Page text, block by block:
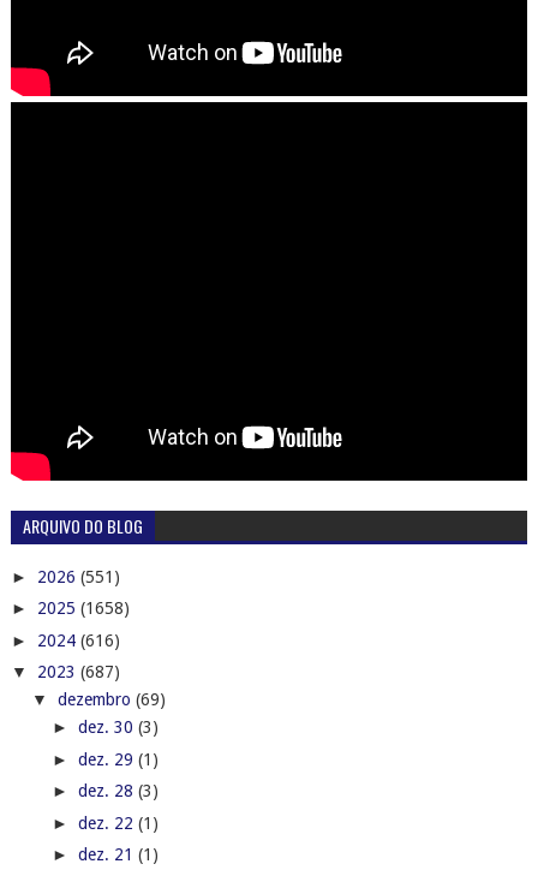
ARQUIVO DO BLOG
► 2026 (551)
► 2025 (1658)
► 2024 (616)
▼ 2023 (687)
▼ dezembro (69)
► dez. 30 (3)
► dez. 29 (1)
► dez. 28 (3)
► dez. 22 (1)
► dez. 21 (1)